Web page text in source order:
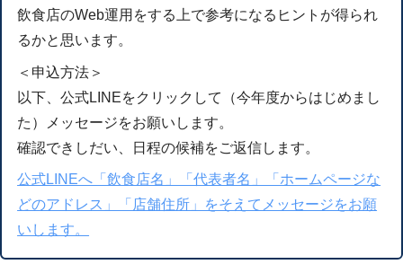
飲食店のWeb運用をする上で参考になるヒントが得られ
るかと思います。
＜申込方法＞
以下、公式LINEをクリックして（今年度からはじめまし
た）メッセージをお願いします。
確認できしだい、日程の候補をご返信します。
公式LINEへ「飲食店名」「代表者名」「ホームページな
どのアドレス」「店舗住所」をそえてメッセージをお願
いします。